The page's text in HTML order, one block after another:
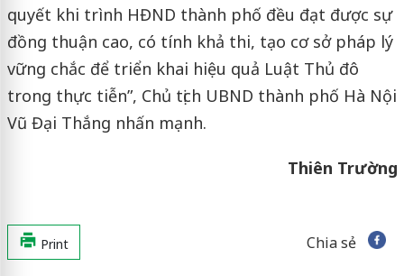
quyết khi trình HĐND thành phố đều đạt được sự
đồng thuận cao, có tính khả thi, tạo cơ sở pháp lý
vững chắc để triển khai hiệu quả Luật Thủ đô
trong thực tiễn”, Chủ tịch UBND thành phố Hà Nội
Vũ Đại Thắng nhấn mạnh.
Thiên Trường
Print Chia sẻ